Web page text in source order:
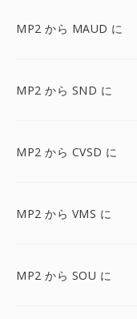
MP2 から MAUD に
MP2 から SND に
MP2 から CVSD に
MP2 から VMS に
MP2 から SOU に